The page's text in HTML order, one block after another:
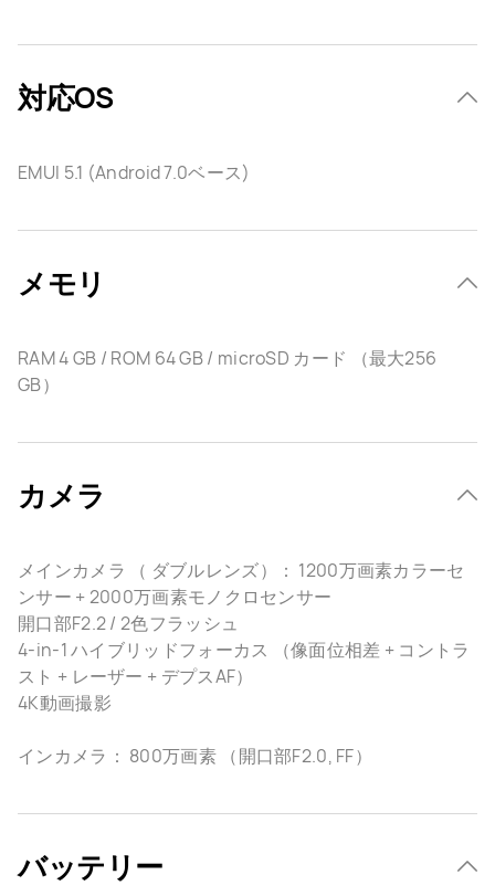
対応OS
EMUI 5.1 (Android 7.0ベース)
メモリ
RAM 4 GB / ROM 64 GB / microSD カード （最大256
GB）
カメラ
メインカメラ （ ダブルレンズ）： 1200万画素カラーセ
ンサー + 2000万画素モノクロセンサー
開口部F2.2 / 2色フラッシュ
4-in-1 ハイブリッドフォーカス （像面位相差 + コントラ
スト + レーザー + デプスAF）
4K動画撮影
インカメラ： 800万画素 （開口部F2.0, FF）
バッテリー